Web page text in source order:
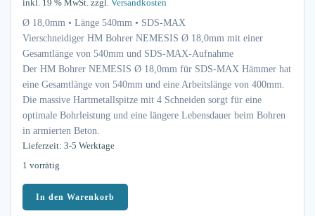
inkl. 19 % MwSt. zzgl. Versandkosten
Ø 18,0mm • Länge 540mm • SDS-MAX
Vierschneidiger HM Bohrer NEMESIS Ø 18,0mm mit einer
Gesamtlänge von 540mm und SDS-MAX-Aufnahme
Der HM Bohrer NEMESIS Ø 18,0mm für SDS-MAX Hämmer hat
eine Gesamtlänge von 540mm und eine Arbeitslänge von 400mm.
Die massive Hartmetallspitze mit 4 Schneiden sorgt für eine
optimale Bohrleistung und eine längere Lebensdauer beim Bohren
in armierten Beton.
Lieferzeit: 3-5 Werktage
1 vorrätig
Makita
HM
In den Warenkorb